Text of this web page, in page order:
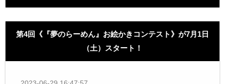
第4回《『夢のらーめん』お絵かきコンテスト》が7月1日
（土）スタート！